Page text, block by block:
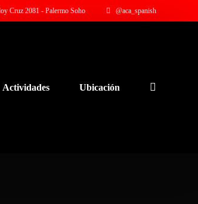
Cruz 2081 - Palermo Soho @aca_spanish
Actividades Ubicación